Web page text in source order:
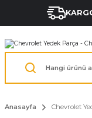
Anasayfa Chevrolet